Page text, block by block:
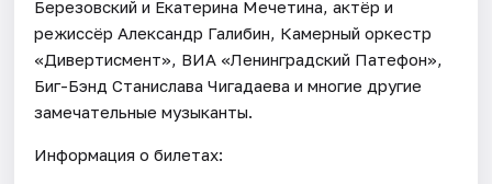
Березовский и Екатерина Мечетина, актёр и
режиссёр Александр Галибин, Камерный оркестр
«Дивертисмент», ВИА «Ленинградский Патефон»,
Биг-Бэнд Станислава Чигадаева и многие другие
замечательные музыканты.
Информация о билетах: